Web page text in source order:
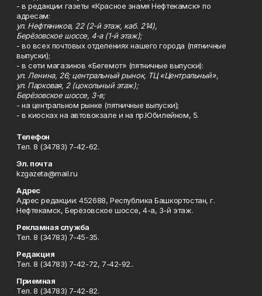
- в редакции газеты «Красное знамя Нефтекамск» по
адресам:
ул. Нефтяников, 22 (2-й этаж, каб. 214),
Берёзовское шоссе, 4-а (1-й этаж);
- во всех почтовых отделениях нашего города (пятничные
выпуски);
- в сети магазинов «Бегемот» (пятничные выпуски):
ул. Ленина, 26; центральный рынок, ТЦ «Центральный»,
ул. Парковая, 2 (цокольный этаж);
Берёзовское шоссе, 3-в;
- на центральном рынке (пятничные выпуски);
- в киосках на автовокзале и на пр.Юбилейном, 5.
Телефон
Тел. 8 (34783) 7-42-62.
Эл. почта
kzgazeta@mail.ru
Адрес
Адрес редакции: 452688, Республика Башкортостан, г.
Нефтекамск, Берёзовское шоссе, 4-а, 3-й этаж.
Рекламная служба
Тел. 8 (34783) 7-45-35.
Редакция
Тел. 8 (34783) 7-42-72, 7-42-92..
Приемная
Тел. 8 (34783) 7-42-82.